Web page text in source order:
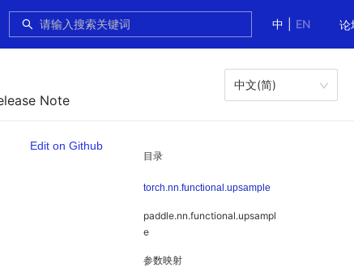
中
EN 论
Note
中文(简)
目录
torch.nn.functional.upsample
paddle.nn.functional.upsampl
e
参数映射
Edit on Github